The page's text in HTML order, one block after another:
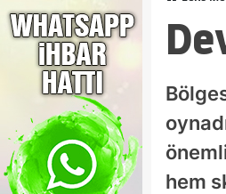
hem